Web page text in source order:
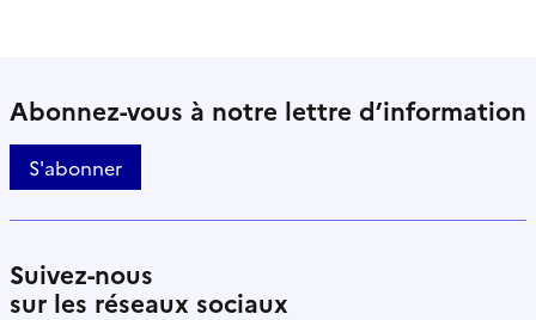
Abonnez-vous à notre lettre d’information
S'abonner
Suivez-nous
sur les réseaux sociaux